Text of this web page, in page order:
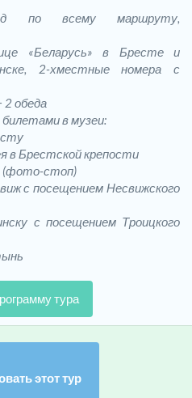
по всему маршруту,
«Беларусь» в Бресте и
2-хместные номера с
2 обеда
в музеи:
в Брестской крепости
(фото-стоп)
с посещением Несвижского
с посещением Троицкого
тура
этот тур